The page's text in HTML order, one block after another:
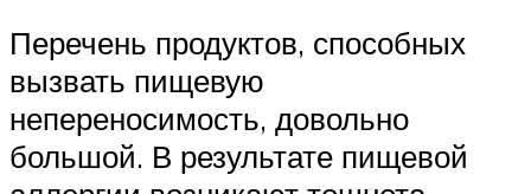
Перечень продуктов, способных
вызвать пищевую
непереносимость, довольно
большой. В результате пищевой